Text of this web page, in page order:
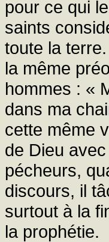
pour ce qui
saints
toute la
la même
hommes : «
dans ma
cette même
de Dieu
pécheurs,
discours, il
surtout à la
la prophétie.